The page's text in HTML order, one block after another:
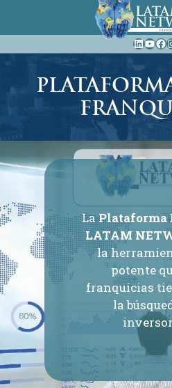
al
LaPlataforma
LATAM
la
potente
franquicias
la